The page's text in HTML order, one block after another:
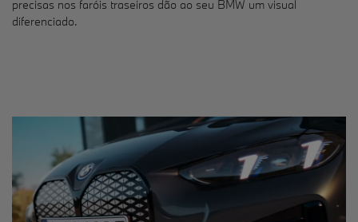
precisas nos faróis traseiros dão ao seu BMW um visual
diferenciado.